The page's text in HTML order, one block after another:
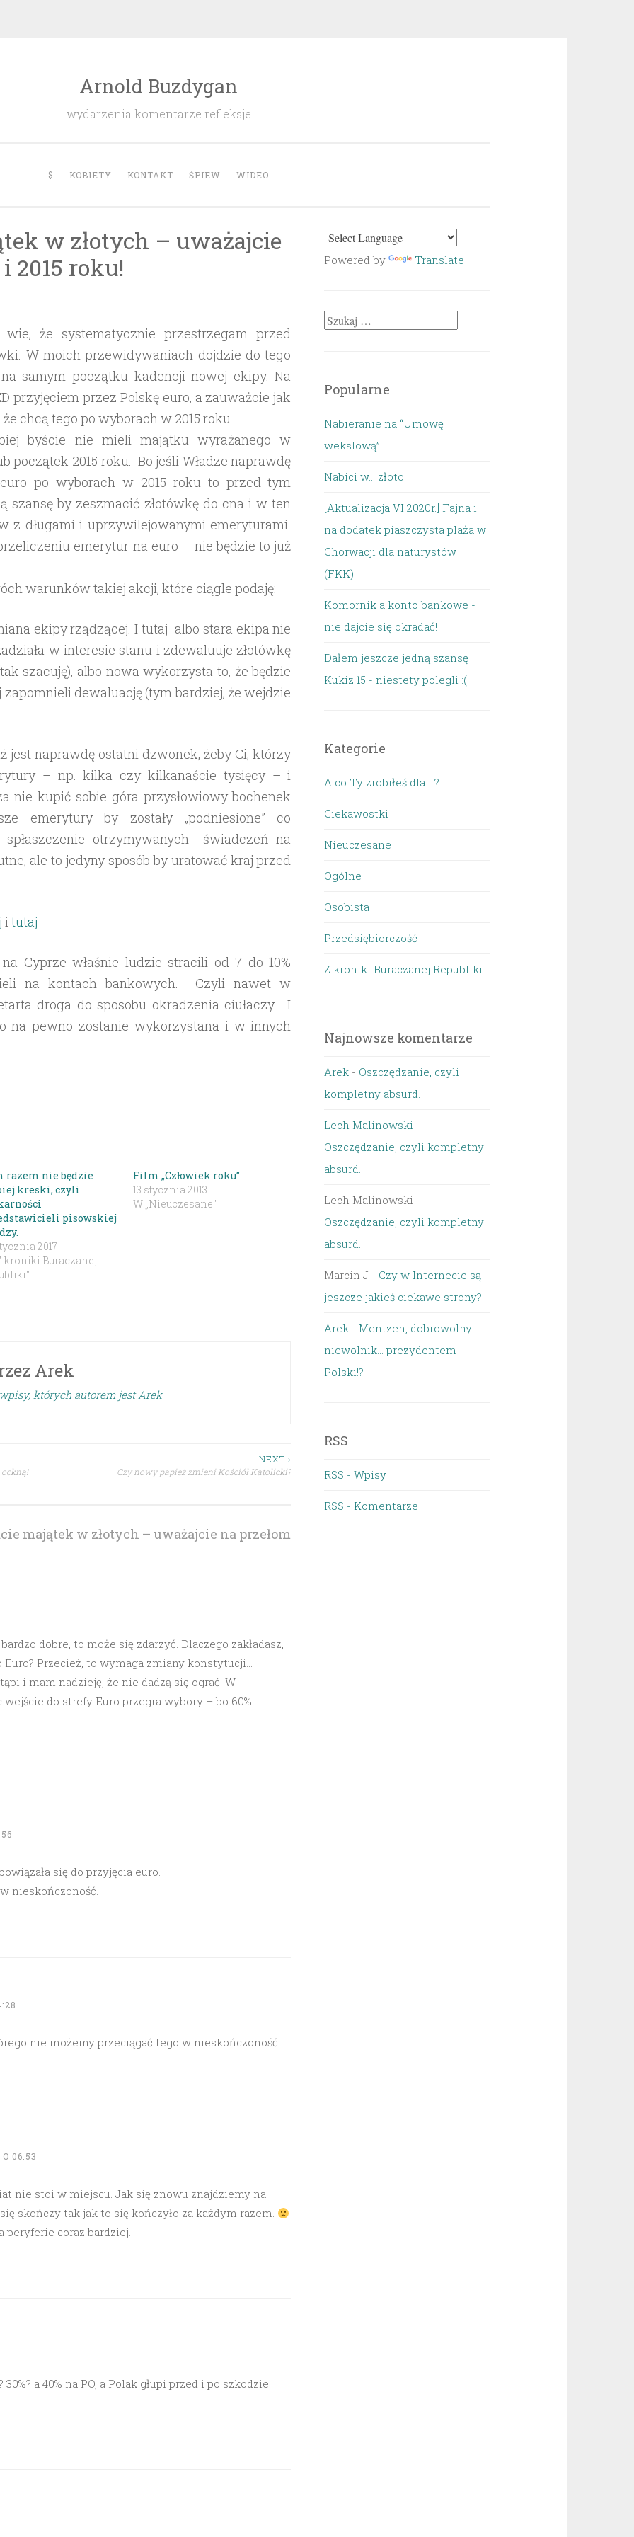
Arnold Buzdygan
wydarzenia komentarze refleksje
$ KOBIETY KONTAKT ŚPIEW WIDEO
w złotych – uważajcie
2015 roku!
że systematycznie przestrzegam przed
W moich przewidywaniach dojdzie do tego
samym początku kadencji nowej ekipy. Na
przyjęciem przez Polskę euro, a zauważcie jak
chcą tego po wyborach w 2015 roku.
byście nie mieli majątku wyrażanego w
początek 2015 roku. Bo jeśli Władze naprawdę
po wyborach w 2015 roku to przed tym
szansę by zeszmacić złotówkę do cna i w ten
z długami i uprzywilejowanymi emeryturami.
emerytur na euro – nie będzie to już
warunków takiej akcji, które ciągle podaję:
ekipy rządzącej. I tutaj albo stara ekipa nie
w interesie stanu i zdewaluuje złotówkę
szacuję), albo nowa wykorzysta to, że będzie
zapomnieli dewaluację (tym bardziej, że wejdzie
jest naprawdę ostatni dzwonek, żeby Ci, którzy
– np. kilka czy kilkanaście tysięcy – i
nie kupić sobie góra przysłowiowy bochenek
emerytury by zostały „podniesione” co
spłaszczenie otrzymywanych świadczeń na
ale to jedyny sposób by uratować kraj przed
itutaj
Cyprze właśnie ludzie stracili od 7 do 10%
na kontach bankowych. Czyli nawet w
droga do sposobu okradzenia ciułaczy. I
na pewno zostanie wykorzystana i w innych
razem nie będzie
kreski, czyli
pisowskiej
2017
kroniki Buraczanej
Film „Człowiek roku”
13 stycznia 2013
W „Nieuczesane"
Arek
których autorem jest Arek
NEXT ›
Czy nowy papież zmieni Kościół Katolicki?
majątek w złotych – uważajcie na przełom
dobre, to może się zdarzyć. Dlaczego zakładasz,
Przecież, to wymaga zmiany konstytucji…
i mam nadzieję, że nie dadzą się ograć. W
do strefy Euro przegra wybory – bo 60%
się do przyjęcia euro.
nieskończoność.
nie możemy przeciągać tego w nieskończoność….
06:53
nie stoi w miejscu. Jak się znowu znajdziemy na
skończy tak jak to się kończyło za każdym razem.
peryferie coraz bardziej.
a 40% na PO, a Polak głupi przed i po szkodzie
Powered by Translate
Szukaj:
Popularne
Nabieranie na “Umowę
wekslową”
Nabici w... złoto.
[Aktualizacja VI 2020r.] Fajna i
na dodatek piaszczysta plaża w
Chorwacji dla naturystów
(FKK).
Komornik a konto bankowe -
nie dajcie się okradać!
Dałem jeszcze jedną szansę
Kukiz'15 - niestety polegli :(
Kategorie
A co Ty zrobiłeś dla… ?
Ciekawostki
Nieuczesane
Ogólne
Osobista
Przedsiębiorczość
Z kroniki Buraczanej Republiki
Najnowsze komentarze
Arek - Oszczędzanie, czyli
kompletny absurd.
Lech Malinowski -
Oszczędzanie, czyli kompletny
absurd.
Lech Malinowski -
Oszczędzanie, czyli kompletny
absurd.
Marcin J - Czy w Internecie są
jeszcze jakieś ciekawe strony?
Arek - Mentzen, dobrowolny
niewolnik… prezydentem
Polski!?
RSS
RSS - Wpisy
RSS - Komentarze